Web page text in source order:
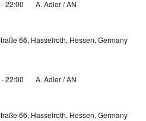
-22:00 A. Adler / AN
66, Hasselroth, Hessen, Germany
-22:00 A. Adler / AN
66, Hasselroth, Hessen, Germany